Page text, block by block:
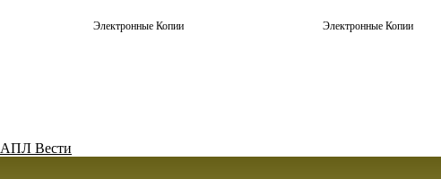
Электронные Копии Электронные Копии
АПЛ Вести